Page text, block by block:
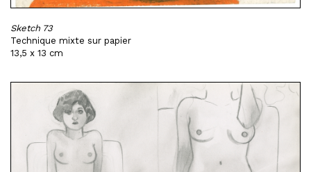
Sketch 73
Technique mixte sur papier
13,5 x 13 cm